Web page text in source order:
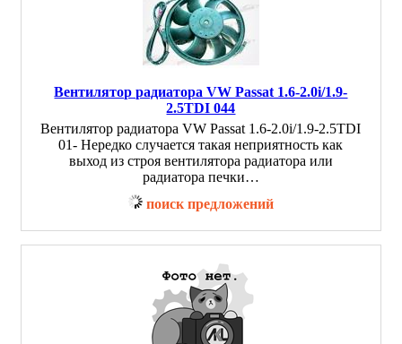
Вентилятор радиатора VW Passat 1.6-2.0i/1.9-
2.5TDI 044
Вентилятор радиатора VW Passat 1.6-2.0i/1.9-2.5TDI
01- Нередко случается такая неприятность как
выход из строя вентилятора радиатора или
радиатора печки…
поиск предложений